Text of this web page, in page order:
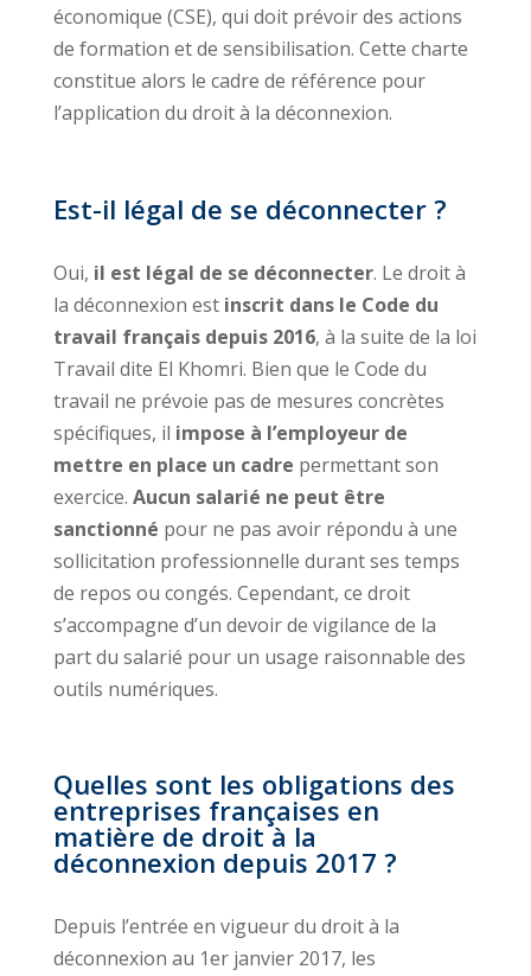
économique (CSE), qui doit prévoir des actions
de formation et de sensibilisation. Cette charte
constitue alors le cadre de référence pour
l’application du droit à la déconnexion.
Est-il légal de se déconnecter ?
Oui, il est légal de se déconnecter. Le droit à
la déconnexion est inscrit dans le Code du
travail français depuis 2016, à la suite de la loi
Travail dite El Khomri. Bien que le Code du
travail ne prévoie pas de mesures concrètes
spécifiques, il impose à l’employeur de
mettre en place un cadre permettant son
exercice. Aucun salarié ne peut être
sanctionné pour ne pas avoir répondu à une
sollicitation professionnelle durant ses temps
de repos ou congés. Cependant, ce droit
s’accompagne d’un devoir de vigilance de la
part du salarié pour un usage raisonnable des
outils numériques.
Quelles sont les obligations des
entreprises françaises en
matière de droit à la
déconnexion depuis 2017 ?
Depuis l’entrée en vigueur du droit à la
déconnexion au 1er janvier 2017, les